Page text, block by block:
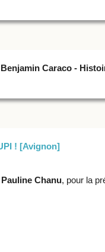
Caraco -
! [Avignon]
Pauline Chanu, pour la